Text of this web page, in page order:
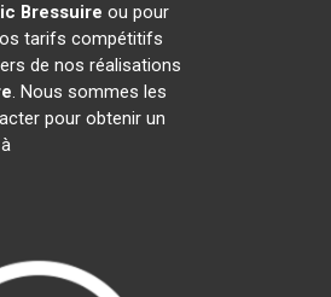
Bressuire ou pour
tarifs compétitifs
de nos réalisations
. Nous sommes les
pour obtenir un